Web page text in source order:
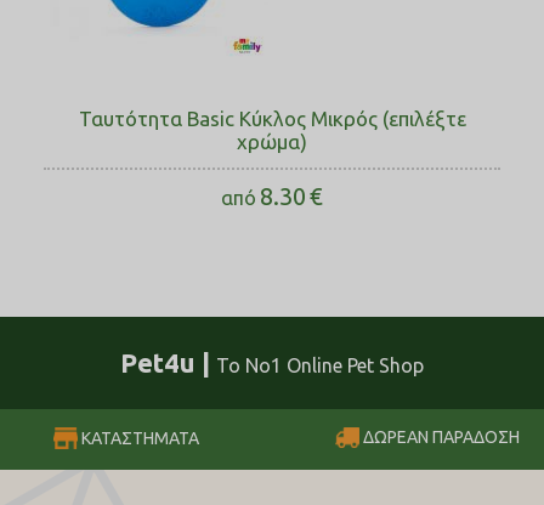
Ταυτότητα Basic Κύκλος Μικρός (επιλέξτε
χρώμα)
από 8.30€
Pet4u | Το No1 Online Pet Shop
ΚΑΤΑΣΤΗΜΑΤΑ ΔΩΡΕΑΝ ΠΑΡΑΔΟΣΗ